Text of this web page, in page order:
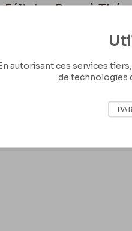
Rops à
ML/00026/0039
Rue Mosnier.27 mai 1879Mon
traînard d’Evely ! Voilà six
frontispice & il n’y a pas moyen
pas ! Je suis prêt à faire tout ce
choisi avec Huysmans. – Je
fugitives. Aujourdhui j’y rentre et
autorisant ces services
de technologies